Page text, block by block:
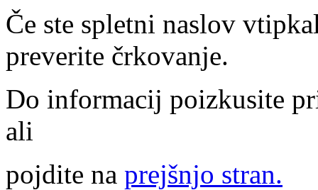
Če ste spletni naslov
preverite črkovanje.
Do informacij poizkusite
ali
pojdite na prejšnjo stran.